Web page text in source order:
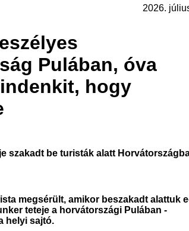
2026.
Pulában, óva
hogy
szakadt be turisták alatt
megsérült, amikor beszakadt alattuk
teteje a horvátországi Pulában -
helyi sajtó.